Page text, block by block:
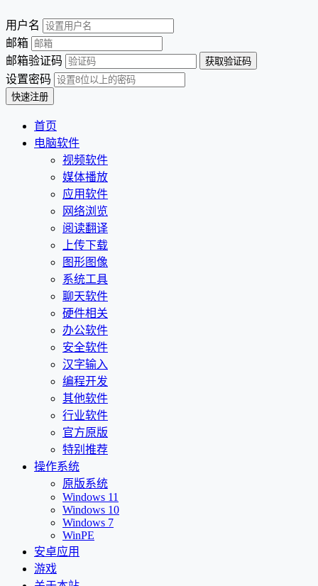
用户名
邮箱
邮箱验证码
设置密码
首页
电脑软件
视频软件
媒体播放
应用软件
网络浏览
阅读翻译
上传下载
图形图像
系统工具
聊天软件
硬件相关
办公软件
安全软件
汉字输入
编程开发
其他软件
行业软件
官方原版
特别推荐
操作系统
原版系统
Windows 11
Windows 10
Windows 7
WinPE
安卓应用
游戏